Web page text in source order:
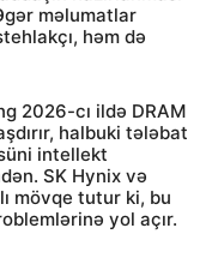
məlumatlar
həm də
2026-cı ildə DRAM
halbuki tələbat
intellekt
SK Hynix və
mövqe tutur ki, bu
yol açır.